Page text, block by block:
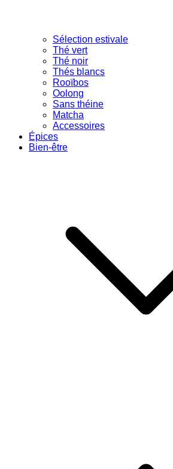
Sélection estivale
Thé vert
Thé noir
Thés blancs
Rooïbos
Oolong
Sans théine
Matcha
Accessoires
Épices
Bien-être